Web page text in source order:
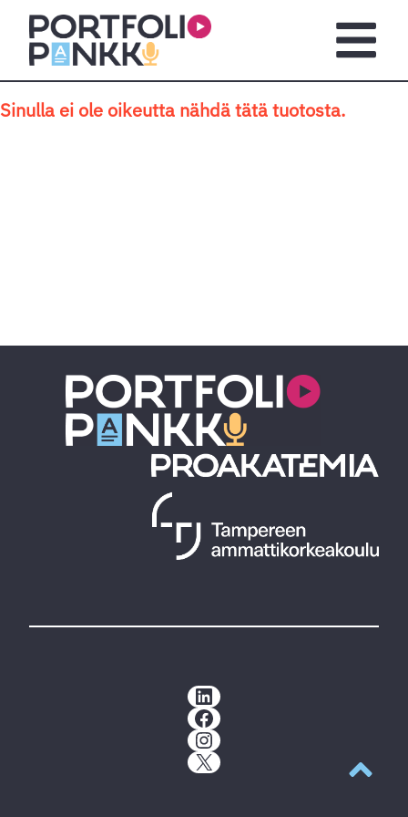
Siirry sisältöön
Sinulla ei ole oikeutta nähdä tätä tuotosta.
LinkedIn
Facebook
Instagram
X
Takaisin